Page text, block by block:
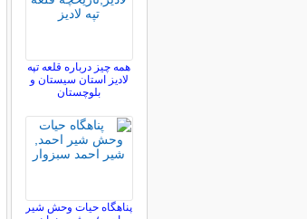
همه چیز درباره قلعه تپه
لادیز استان سیستان و
بلوچستان
پناهگاه حیات وحش شیر